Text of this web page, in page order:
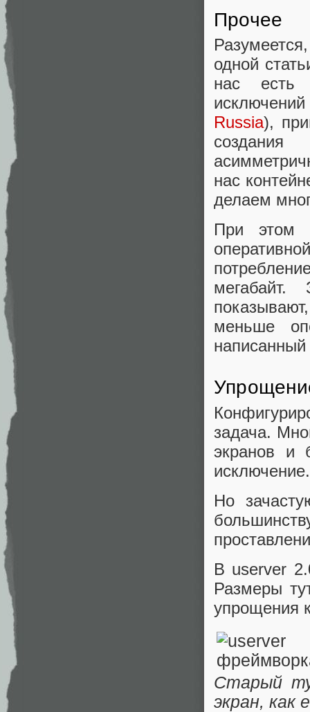
Прочее
одной
нас есть
Russia),
создания
нас
делаем
При этом
меньше
задача.
экранов и
исключение.
Но
В userver
Размеры
упрощения
Старый
экран, как